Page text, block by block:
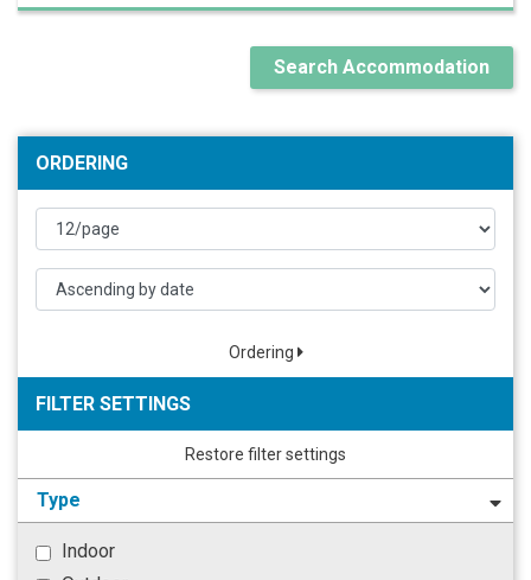
Search Accommodation
ORDERING
Ordering
FILTER SETTINGS
Restore filter settings
Type
Indoor